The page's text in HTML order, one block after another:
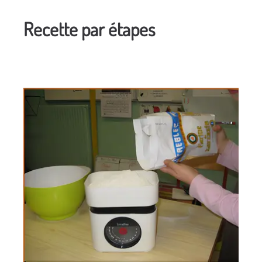
Recette par étapes